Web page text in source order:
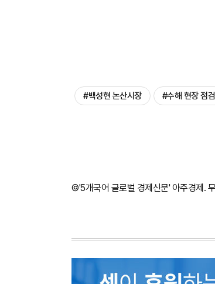
#백성현 논산시장 #수해 현장 점검
©'5개국어 글로벌 경제신문' 아주경제.